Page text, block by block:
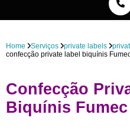
Home Serviços private labels
confecção private label biquínis
Confecção
Biquínis Fumec